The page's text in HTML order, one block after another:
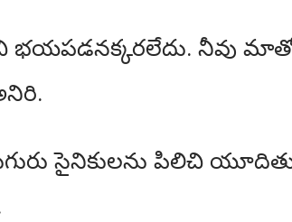
భయపడనక్కరలేదు. నీవు
సైనికులను పిలిచి